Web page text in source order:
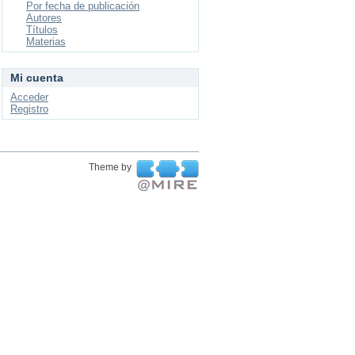
Por fecha de publicación
Autores
Títulos
Materias
Mi cuenta
Acceder
Registro
Theme by